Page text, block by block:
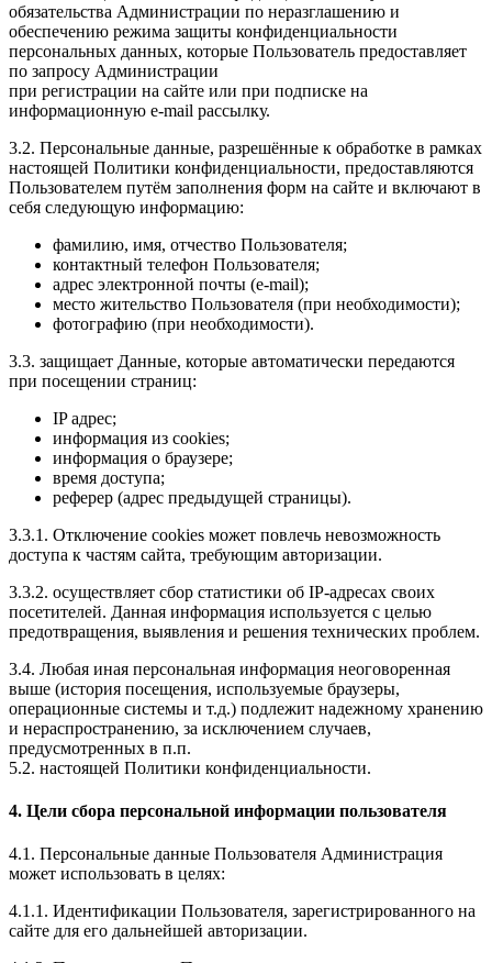
обязательства Администрации по неразглашению и
обеспечению режима защиты конфиденциальности
персональных данных, которые Пользователь предоставляет
по запросу Администрации
при регистрации на сайте или при подписке на
информационную e-mail рассылку.
3.2. Персональные данные, разрешённые к обработке в рамках
настоящей Политики конфиденциальности, предоставляются
Пользователем путём заполнения форм на сайте и включают в
себя следующую информацию:
фамилию, имя, отчество Пользователя;
контактный телефон Пользователя;
адрес электронной почты (e-mail);
место жительство Пользователя (при необходимости);
фотографию (при необходимости).
3.3. защищает Данные, которые автоматически передаются
при посещении страниц:
IP адрес;
информация из cookies;
информация о браузере;
время доступа;
реферер (адрес предыдущей страницы).
3.3.1. Отключение cookies может повлечь невозможность
доступа к частям сайта, требующим авторизации.
3.3.2. осуществляет сбор статистики об IP-адресах своих
посетителей. Данная информация используется с целью
предотвращения, выявления и решения технических проблем.
3.4. Любая иная персональная информация неоговоренная
выше (история посещения, используемые браузеры,
операционные системы и т.д.) подлежит надежному хранению
и нераспространению, за исключением случаев,
предусмотренных в п.п.
5.2. настоящей Политики конфиденциальности.
4. Цели сбора персональной информации пользователя
4.1. Персональные данные Пользователя Администрация
может использовать в целях:
4.1.1. Идентификации Пользователя, зарегистрированного на
сайте для его дальнейшей авторизации.